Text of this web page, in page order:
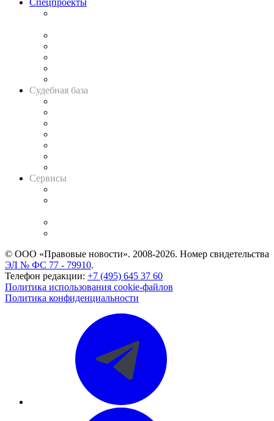
Судебная база
Сервисы
© ООО «Правовые новости». 2008-2026. Номер свидетельства
ЭЛ № ФС 77 - 79910.
Телефон редакции: +7 (495) 645 37 60
Политика использования cookie-файлов
Политика конфиденциальности